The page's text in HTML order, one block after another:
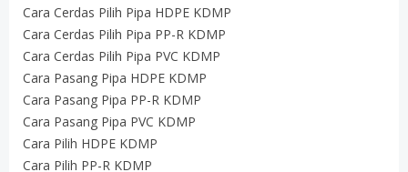
Cara Cerdas Pilih Pipa HDPE KDMP
Cara Cerdas Pilih Pipa PP-R KDMP
Cara Cerdas Pilih Pipa PVC KDMP
Cara Pasang Pipa HDPE KDMP
Cara Pasang Pipa PP-R KDMP
Cara Pasang Pipa PVC KDMP
Cara Pilih HDPE KDMP
Cara Pilih PP-R KDMP